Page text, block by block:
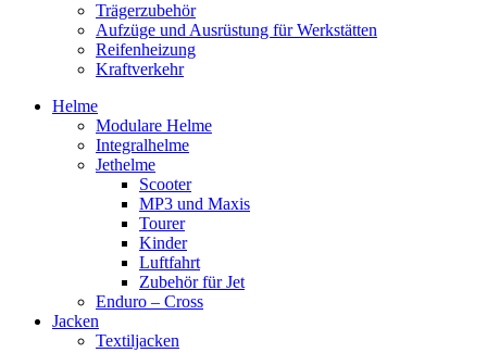
Trägerzubehör
Aufzüge und Ausrüstung für Werkstätten
Reifenheizung
Kraftverkehr
Helme
Modulare Helme
Integralhelme
Jethelme
Scooter
MP3 und Maxis
Tourer
Kinder
Luftfahrt
Zubehör für Jet
Enduro – Cross
Jacken
Textiljacken